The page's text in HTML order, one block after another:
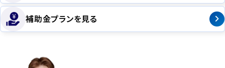
補助金プランを見る